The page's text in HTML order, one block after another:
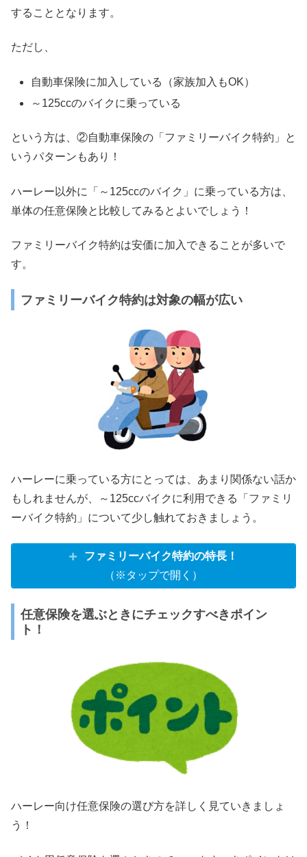
することとなります。
ただし、
自動車保険に加入している（家族加入もOK）
～125ccのバイクに乗っている
という方は、②自動車保険の「ファミリーバイク特約」と
いうパターンもあり！
ハーレー以外に「～125ccのバイク」に乗っている方は、
単体の任意保険と比較してみるとよいでしょう！
ファミリーバイク特約は安価に加入できることが多いで
す。
ファミリーバイク特約は対象の幅が広い
ハーレーに乗っている方にとっては、あまり関係ない話か
もしれませんが、～125ccバイクに利用できる「ファミリ
ーバイク特約」について少し触れておきましょう。
ファミリーバイク特約の特長！
（※タップで開く）
任意保険を選ぶときにチェックすべきポイン
ト！
ハーレー向け任意保険の選び方を詳しく見ていきましょ
う！